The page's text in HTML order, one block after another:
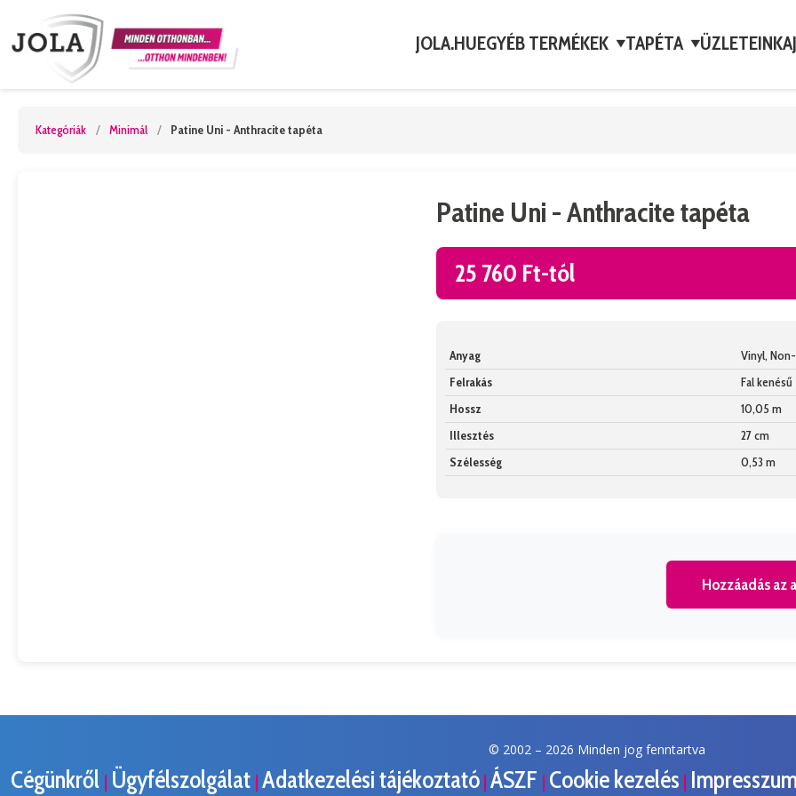
JOLA.HUEGYÉB TERMÉKEK ▼TAPÉTA ▼ÜZLETEINK
Kategóriák / Minimál / Patine Uni - Anthracite tapéta
Patine Uni - Anthracite tapéta
25 760 Ft-tól
Anyag
Vinyl,
Felrakás
Fal kenésű
Hossz
10,05 m
Illesztés
27 cm
Szélesség
0,53 m
Hozzáadás az
© 2002 – 2026 Minden jog fenntartva
Cégünkről | Ügyfélszolgálat | Adatkezelési tájékoztató | ÁSZF | Cookie kezelés |